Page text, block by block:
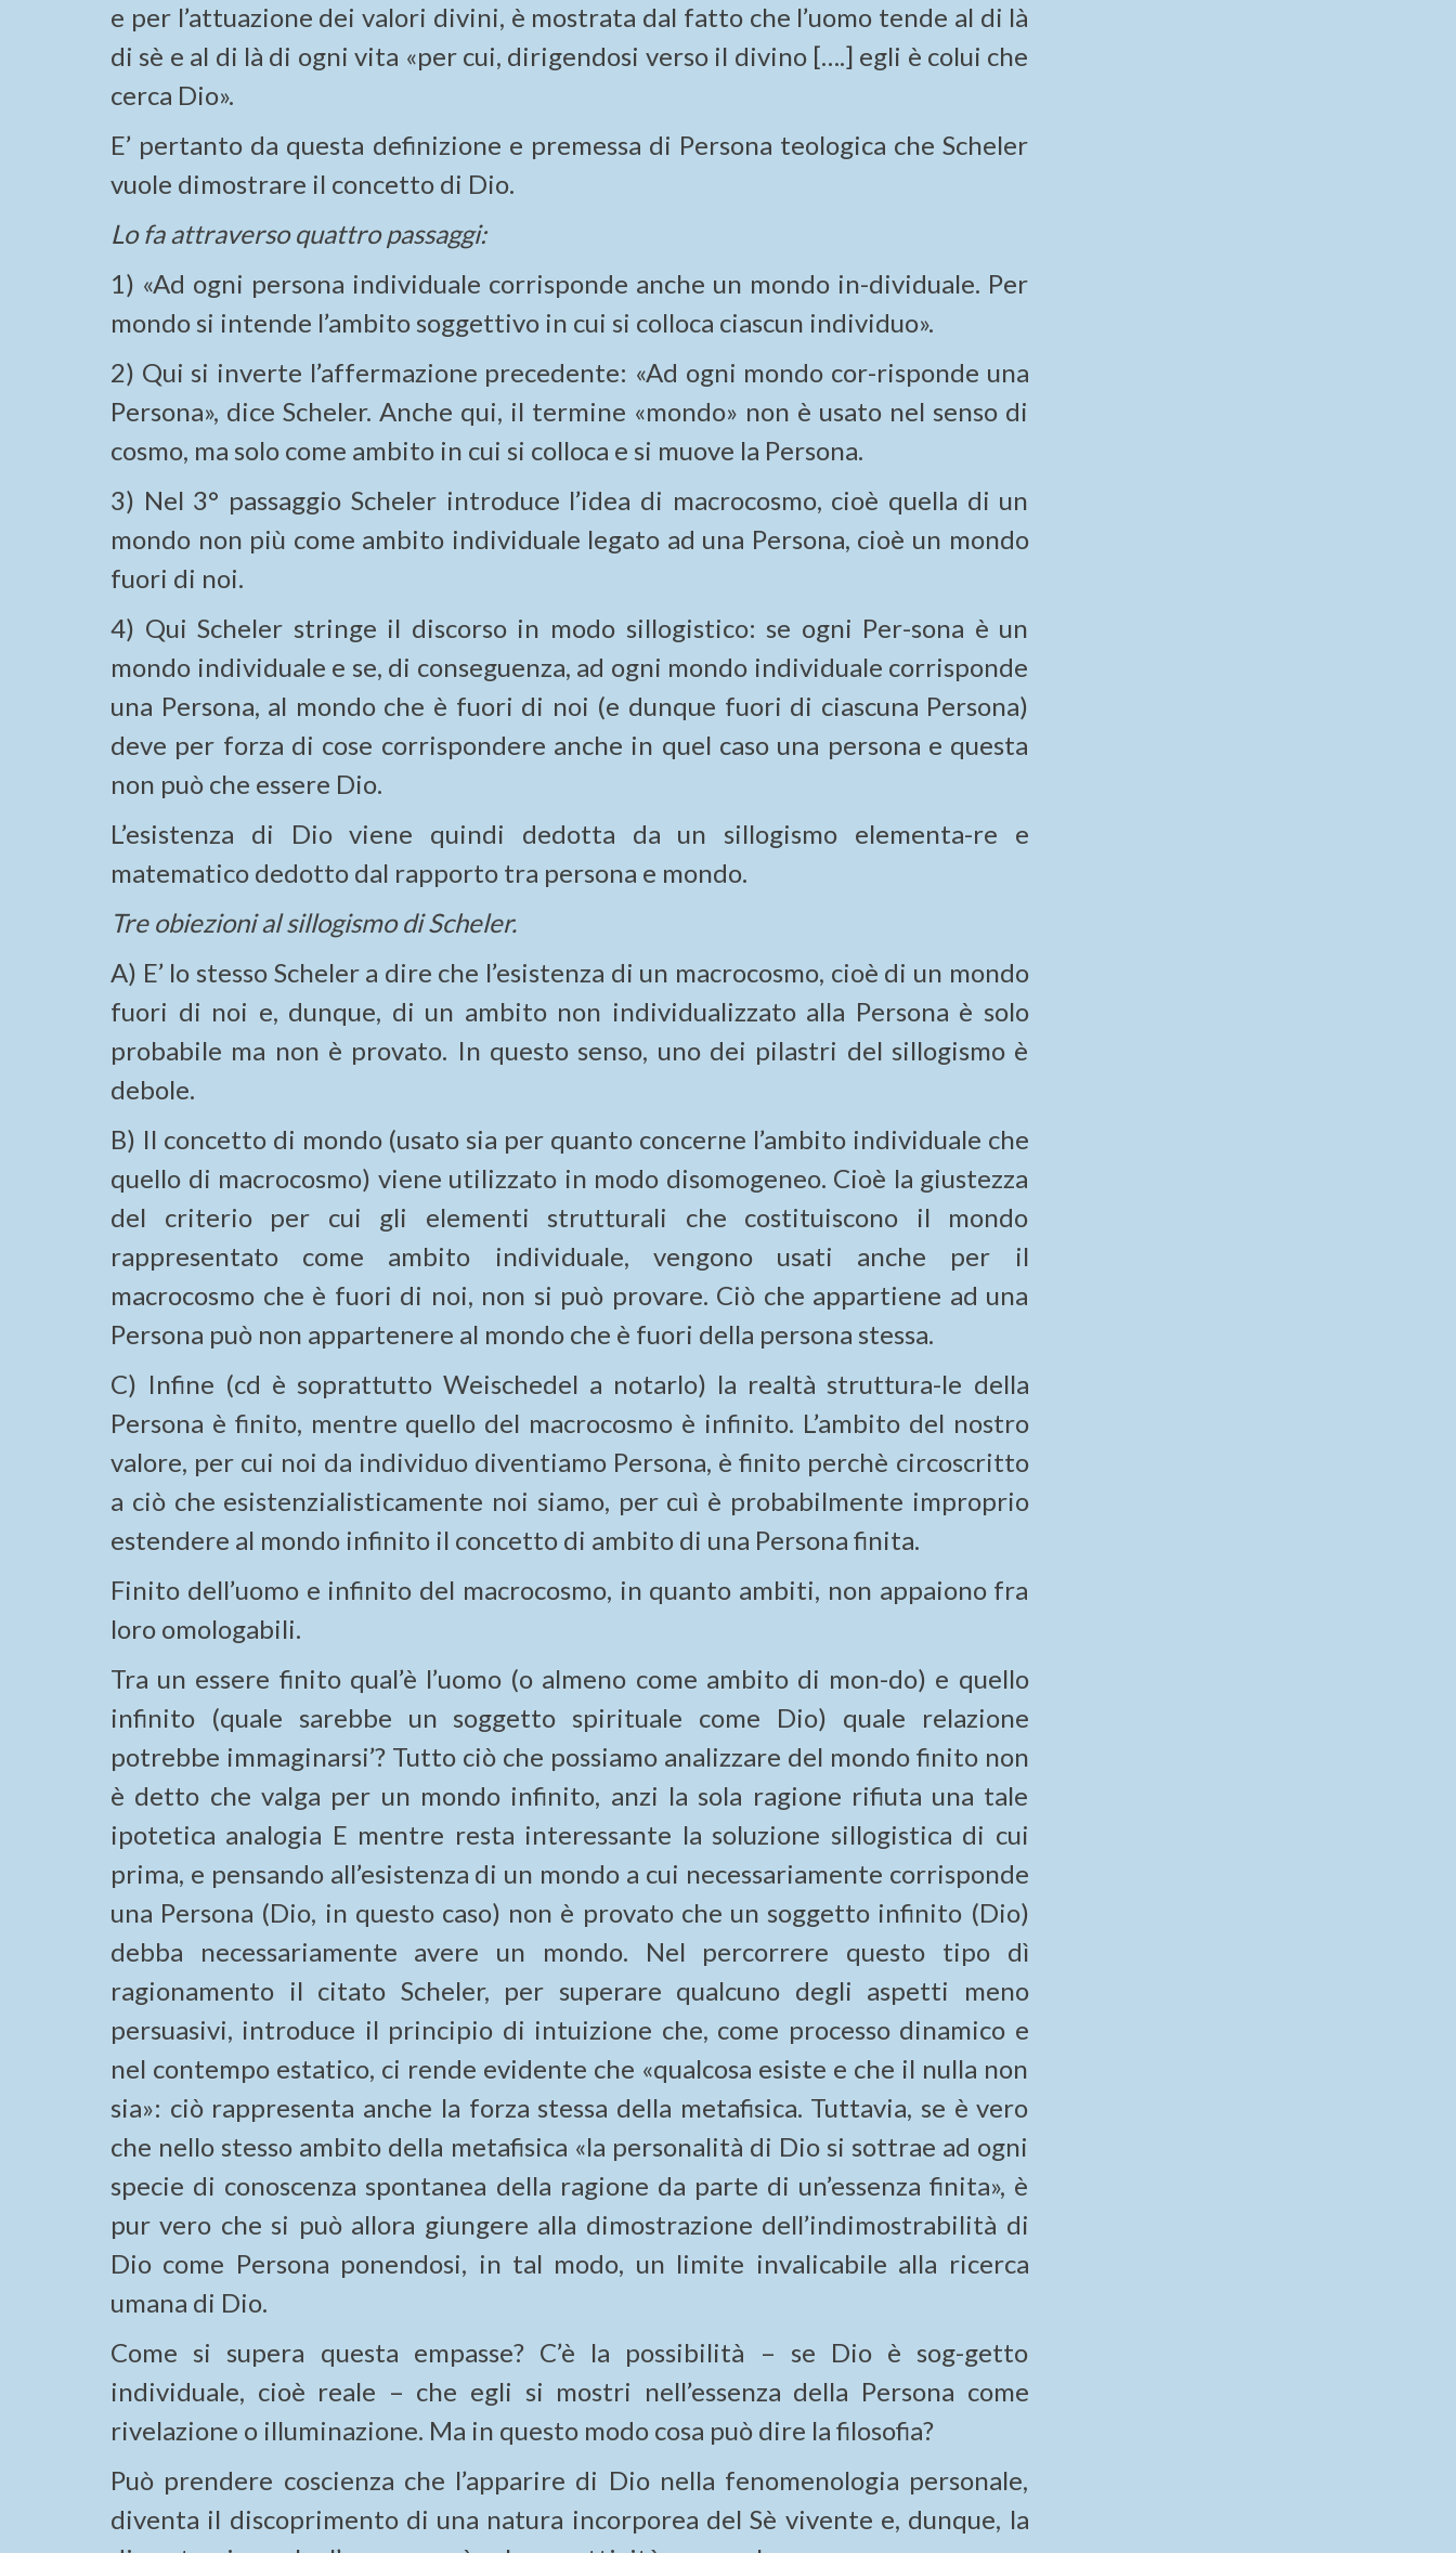
e per l’attuazione dei valori divini, è mostrata dal fatto che l’uomo tende al di là
di sè e al di là di ogni vita «per cui, dirigendosi verso il divino [….] egli è colui che
cerca Dio».
E’ pertanto da questa definizione e premessa di Persona teologica che Scheler
vuole dimostrare il concetto di Dio.
Lo fa attraverso quattro passaggi:
1) «Ad ogni persona individuale corrisponde anche un mondo in-dividuale. Per
mondo si intende l’ambito soggettivo in cui si colloca ciascun individuo».
2) Qui si inverte l’affermazione precedente: «Ad ogni mondo cor-risponde una
Persona», dice Scheler. Anche qui, il termine «mondo» non è usato nel senso di
cosmo, ma solo come ambito in cui si colloca e si muove la Persona.
3) Nel 3° passaggio Scheler introduce l’idea di macrocosmo, cioè quella di un
mondo non più come ambito individuale legato ad una Persona, cioè un mondo
fuori di noi.
4) Qui Scheler stringe il discorso in modo sillogistico: se ogni Per-sona è un
mondo individuale e se, di conseguenza, ad ogni mondo individuale corrisponde
una Persona, al mondo che è fuori di noi (e dunque fuori di ciascuna Persona)
deve per forza di cose corrispondere anche in quel caso una persona e questa
non può che essere Dio.
L’esistenza di Dio viene quindi dedotta da un sillogismo elementa-re e
matematico dedotto dal rapporto tra persona e mondo.
Tre obiezioni al sillogismo di Scheler.
A) E’ lo stesso Scheler a dire che l’esistenza di un macrocosmo, cioè di un mondo
fuori di noi e, dunque, di un ambito non individualizzato alla Persona è solo
probabile ma non è provato. In questo senso, uno dei pilastri del sillogismo è
debole.
B) Il concetto di mondo (usato sia per quanto concerne l’ambito individuale che
quello di macrocosmo) viene utilizzato in modo disomogeneo. Cioè la giustezza
del criterio per cui gli elementi strutturali che costituiscono il mondo
rappresentato come ambito individuale, vengono usati anche per il
macrocosmo che è fuori di noi, non si può provare. Ciò che appartiene ad una
Persona può non appartenere al mondo che è fuori della persona stessa.
C) Infine (cd è soprattutto Weischedel a notarlo) la realtà struttura-le della
Persona è finito, mentre quello del macrocosmo è infinito. L’ambito del nostro
valore, per cui noi da individuo diventiamo Persona, è finito perchè circoscritto
a ciò che esistenzialisticamente noi siamo, per cuì è probabilmente improprio
estendere al mondo infinito il concetto di ambito di una Persona finita.
Finito dell’uomo e infinito del macrocosmo, in quanto ambiti, non appaiono fra
loro omologabili.
Tra un essere finito qual’è l’uomo (o almeno come ambito di mon-do) e quello
infinito (quale sarebbe un soggetto spirituale come Dio) quale relazione
potrebbe immaginarsi’? Tutto ciò che possiamo analizzare del mondo finito non
è detto che valga per un mondo infinito, anzi la sola ragione rifiuta una tale
ipotetica analogia E mentre resta interessante la soluzione sillogistica di cui
prima, e pensando all’esistenza di un mondo a cui necessariamente corrisponde
una Persona (Dio, in questo caso) non è provato che un soggetto infinito (Dio)
debba necessariamente avere un mondo. Nel percorrere questo tipo dì
ragionamento il citato Scheler, per superare qualcuno degli aspetti meno
persuasivi, introduce il principio di intuizione che, come processo dinamico e
nel contempo estatico, ci rende evidente che «qualcosa esiste e che il nulla non
sia»: ciò rappresenta anche la forza stessa della metafisica. Tuttavia, se è vero
che nello stesso ambito della metafisica «la personalità di Dio si sottrae ad ogni
specie di conoscenza spontanea della ragione da parte di un’essenza finita», è
pur vero che si può allora giungere alla dimostrazione dell’indimostrabilità di
Dio come Persona ponendosi, in tal modo, un limite invalicabile alla ricerca
umana di Dio.
Come si supera questa empasse? C’è la possibilità – se Dio è sog-getto
individuale, cioè reale – che egli si mostri nell’essenza della Persona come
rivelazione o illuminazione. Ma in questo modo cosa può dire la filosofia?
Può prendere coscienza che l’apparire di Dio nella fenomenologia personale,
diventa il discoprimento di una natura incorporea del Sè vivente e, dunque, la